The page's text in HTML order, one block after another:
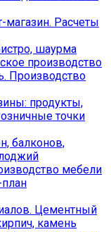
магазин. Расчеты
шаурма
производство
Производство
продукты,
точки
балконов,
мебели
план
Цементный
камень